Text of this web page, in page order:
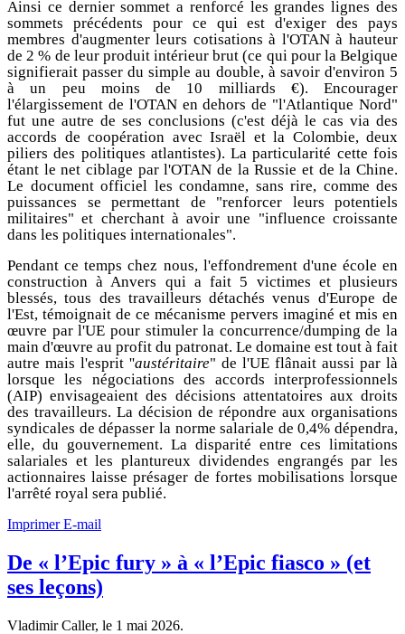
Ainsi ce dernier sommet a renforcé les grandes lignes des
sommets précédents pour ce qui est d'exiger des pays
membres d'augmenter leurs cotisations à l'OTAN à hauteur
de 2 % de leur produit intérieur brut (ce qui pour la Belgique
signifierait passer du simple au double, à savoir d'environ 5
à un peu moins de 10 milliards €). Encourager
l'élargissement de l'OTAN en dehors de "l'Atlantique Nord"
fut une autre de ses conclusions (c'est déjà le cas via des
accords de coopération avec Israël et la Colombie, deux
piliers des politiques atlantistes). La particularité cette fois
étant le net ciblage par l'OTAN de la Russie et de la Chine.
Le document officiel les condamne, sans rire, comme des
puissances se permettant de "renforcer leurs potentiels
militaires" et cherchant à avoir une "influence croissante
dans les politiques internationales".
Pendant ce temps chez nous, l'effondrement d'une école en
construction à Anvers qui a fait 5 victimes et plusieurs
blessés, tous des travailleurs détachés venus d'Europe de
l'Est, témoignait de ce mécanisme pervers imaginé et mis en
œuvre par l'UE pour stimuler la concurrence/dumping de la
main d'œuvre au profit du patronat. Le domaine est tout à fait
autre mais l'esprit ''austéritaire" de l'UE flânait aussi par là
lorsque les négociations des accords interprofessionnels
(AIP) envisageaient des décisions attentatoires aux droits
des travailleurs. La décision de répondre aux organisations
syndicales de dépasser la norme salariale de 0,4% dépendra,
elle, du gouvernement. La disparité entre ces limitations
salariales et les plantureux dividendes engrangés par les
actionnaires laisse présager de fortes mobilisations lorsque
l'arrêté royal sera publié.
ImprimerE-mail
De « l’Epic fury » à « l’Epic fiasco » (et
ses leçons)
Vladimir Caller, le 1 mai 2026.